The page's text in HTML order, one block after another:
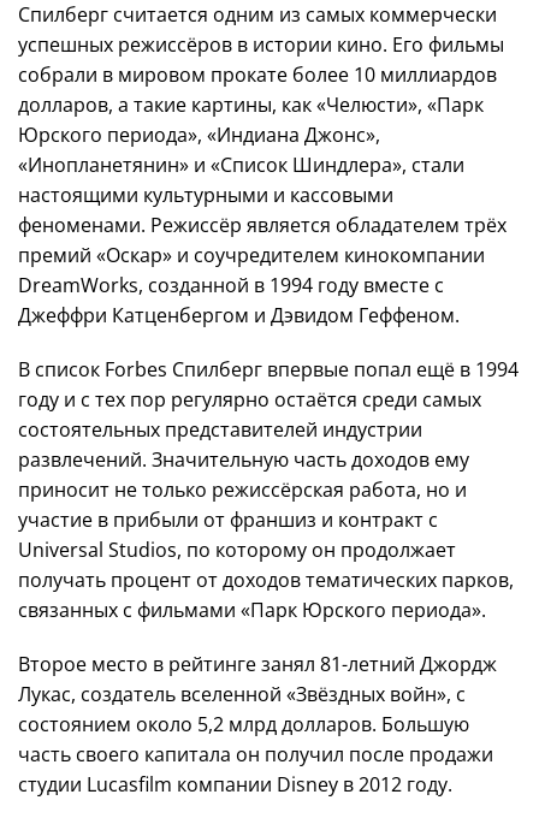
Спилберг считается одним из самых коммерчески
успешных режиссёров в истории кино. Его фильмы
собрали в мировом прокате более 10 миллиардов
долларов, а такие картины, как «Челюсти», «Парк
Юрского периода», «Индиана Джонс»,
«Инопланетянин» и «Список Шиндлера», стали
настоящими культурными и кассовыми
феноменами. Режиссёр является обладателем трёх
премий «Оскар» и соучредителем кинокомпании
DreamWorks, созданной в 1994 году вместе с
Джеффри Катценбергом и Дэвидом Геффеном.
В список Forbes Спилберг впервые попал ещё в 1994
году и с тех пор регулярно остаётся среди самых
состоятельных представителей индустрии
развлечений. Значительную часть доходов ему
приносит не только режиссёрская работа, но и
участие в прибыли от франшиз и контракт с
Universal Studios, по которому он продолжает
получать процент от доходов тематических парков,
связанных с фильмами «Парк Юрского периода».
Второе место в рейтинге занял 81-летний Джордж
Лукас, создатель вселенной «Звёздных войн», с
состоянием около 5,2 млрд долларов. Большую
часть своего капитала он получил после продажи
студии Lucasfilm компании Disney в 2012 году.